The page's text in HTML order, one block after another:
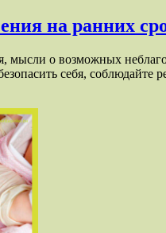
на ранних
мысли о возможных
себя, соблюдайте